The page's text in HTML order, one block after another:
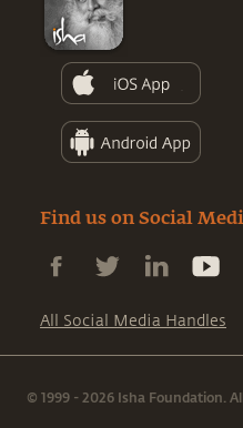
Find us on Social
All Social Media Handles
© 1999 - 2026 Isha Foundation.